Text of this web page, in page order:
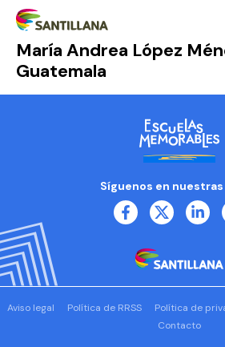
María Andrea López
Guatemala
Síguenos en
Aviso legal Política de RRSS Política de
Contacto